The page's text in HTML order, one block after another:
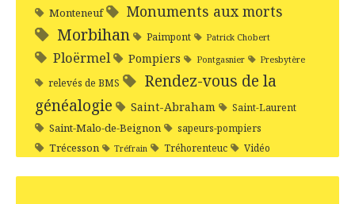
Monteneuf Monuments aux morts
Morbihan Paimpont Patrick Chobert
Ploërmel Pompiers Pontgasnier Presbytère
relevés de BMS
Rendez-vous de la
généalogie
Saint-Abraham Saint-Laurent
Saint-Malo-de-Beignon sapeurs-pompiers
Trécesson Tréfrain Tréhorenteuc Vidéo